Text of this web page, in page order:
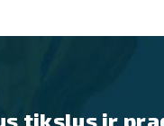
tikslus ir